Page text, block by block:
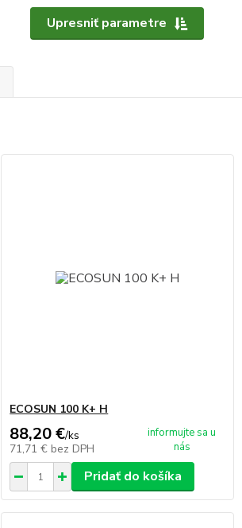
Upresniť parametre
ECOSUN 100 K+ H
88,20 €/ks
71,71 € bez DPH
informujte sa u
nás
Pridať do košíka